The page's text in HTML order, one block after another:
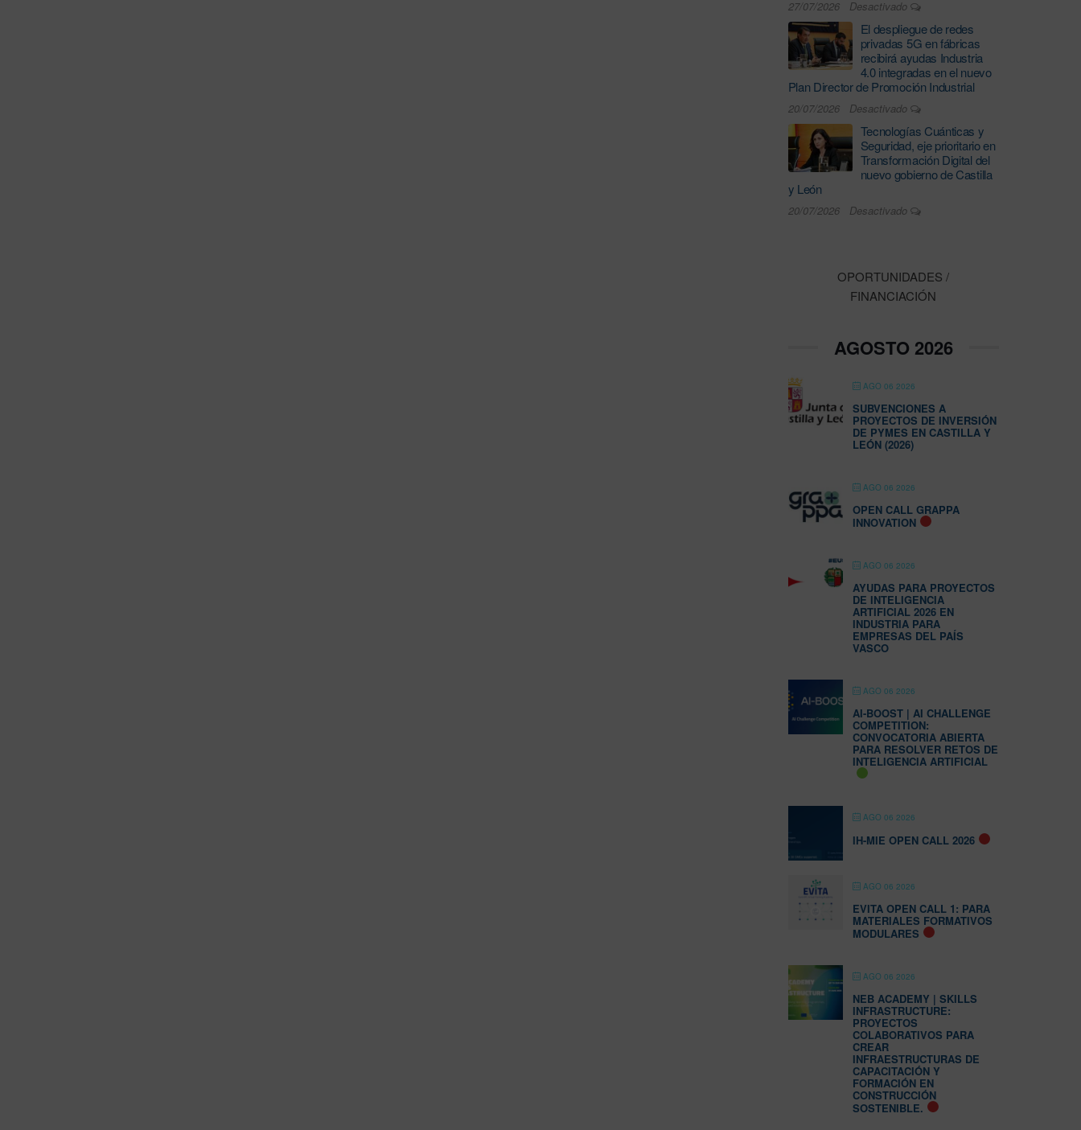
27/07/2026 Desactivado
El despliegue de redes
privadas 5G en fábricas
recibirá ayudas Industria
4.0 integradas en el nuevo
Plan Director de Promoción Industrial
20/07/2026 Desactivado
Tecnologías Cuánticas y
Seguridad, eje prioritario en
Transformación Digital del
nuevo gobierno de Castilla
y León
20/07/2026 Desactivado
OPORTUNIDADES /
FINANCIACIÓN
AGOSTO 2026
AGO 06 2026
SUBVENCIONES A
PROYECTOS DE INVERSIÓN
DE PYMES EN CASTILLA Y
LEÓN (2026)
AGO 06 2026
OPEN CALL GRAPPA
INNOVATION
AGO 06 2026
AYUDAS PARA PROYECTOS
DE INTELIGENCIA
ARTIFICIAL 2026 EN
INDUSTRIA PARA
EMPRESAS DEL PAÍS
VASCO
AGO 06 2026
AI-BOOST | AI CHALLENGE
COMPETITION:
CONVOCATORIA ABIERTA
PARA RESOLVER RETOS DE
INTELIGENCIA ARTIFICIAL
AGO 06 2026
IH-MIE OPEN CALL 2026
AGO 06 2026
EVITA OPEN CALL 1: PARA
MATERIALES FORMATIVOS
MODULARES
AGO 06 2026
NEB ACADEMY | SKILLS
INFRASTRUCTURE:
PROYECTOS
COLABORATIVOS PARA
CREAR
INFRAESTRUCTURAS DE
CAPACITACIÓN Y
FORMACIÓN EN
CONSTRUCCIÓN
SOSTENIBLE.